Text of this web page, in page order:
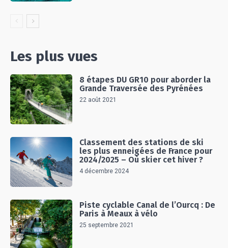
Les plus vues
8 étapes DU GR10 pour aborder la
Grande Traversée des Pyrénées
22 août 2021
Classement des stations de ski
les plus enneigées de France pour
2024/2025 – Où skier cet hiver ?
4 décembre 2024
Piste cyclable Canal de l’Ourcq : De
Paris à Meaux à vélo
25 septembre 2021